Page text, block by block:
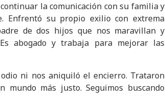
la comunicación con su familia y
Enfrentó su propio exilio con extrema
de dos hijos que nos maravillan y
abogado y trabaja para mejorar las
ni nos aniquiló el encierro. Trataron
más justo. Seguimos buscando